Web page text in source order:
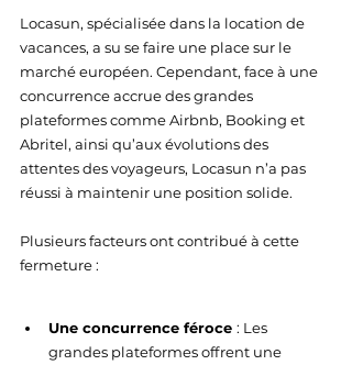
Locasun, spécialisée dans la location de
vacances, a su se faire une place sur le
marché européen. Cependant, face à une
concurrence accrue des grandes
plateformes comme Airbnb, Booking et
Abritel, ainsi qu’aux évolutions des
attentes des voyageurs, Locasun n’a pas
réussi à maintenir une position solide.
Plusieurs facteurs ont contribué à cette
fermeture :
Une concurrence féroce : Les
grandes plateformes offrent une